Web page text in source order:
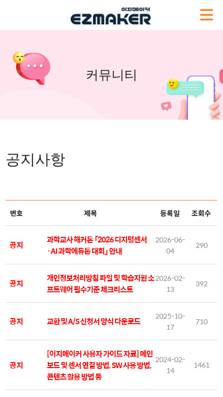
커뮤니티
공지사항
번호 제목 등록일 조회수
공지
과학교사 해커톤 「2026 디지털센서
·AI 과학에듀톤 대회」 안내
2026-06-
04
290
공지
개인정보처리방침 파일 및 학습지원 소
프트웨어 필수기준 체크리스트
2026-02-
13
392
공지 교환 및 A/S 신청서 양식 다운로드
2025-10-
17
710
공지
[이지메이커 사용자 가이드 자료] 메인
보드 및 센서 연결 방법, SW 사용 방법,
콘텐츠 활용 방법 등
2024-02-
14
1461